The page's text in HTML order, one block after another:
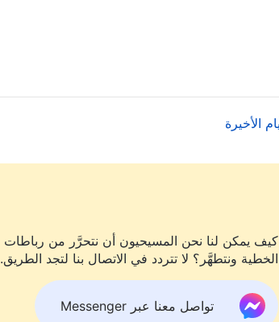
كيف يمكن لنا نحن المسيحيون أن نتحرَّر من رباطات
الخطية ونتطهَّر؟ لا تتردد في الاتصال بنا لتجد الطريق.
تواصل معنا عبر Messenger